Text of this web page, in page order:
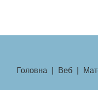
Головна Веб